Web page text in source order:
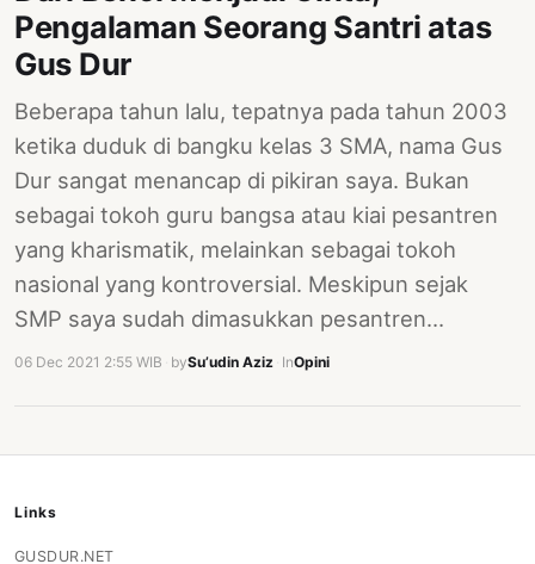
Pengalaman Seorang Santri atas
Gus Dur
Beberapa tahun lalu, tepatnya pada tahun 2003
ketika duduk di bangku kelas 3 SMA, nama Gus
Dur sangat menancap di pikiran saya. Bukan
sebagai tokoh guru bangsa atau kiai pesantren
yang kharismatik, melainkan sebagai tokoh
nasional yang kontroversial. Meskipun sejak
SMP saya sudah dimasukkan pesantren…
06 Dec 2021 2:55 WIB bySu’udin Aziz InOpini
Links
GUSDUR.NET